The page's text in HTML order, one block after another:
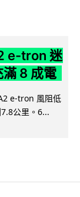
e-tron 迷
8 成電
e-tron 風阻低
公里。6...